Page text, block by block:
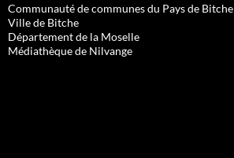
Communauté de communes du Pays de Bitche
Ville de Bitche
Département de la Moselle
Médiathèque de Nilvange